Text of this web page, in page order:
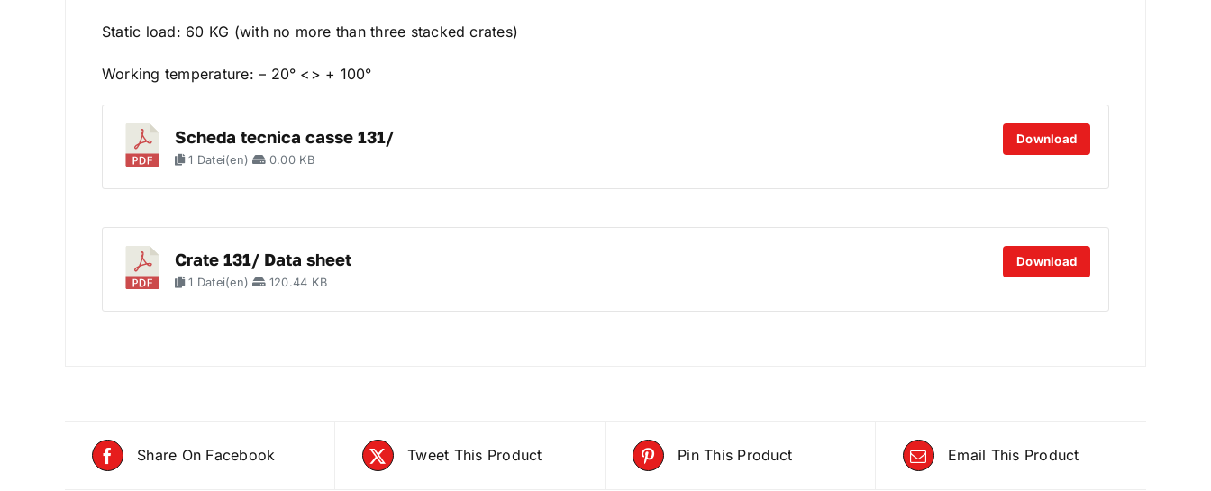
Static load: 60 KG (with no more than three stacked crates)
Working temperature: – 20° <> + 100°
Scheda tecnica casse 131/
1 Datei(en) 0.00 KB
Download
Crate 131/ Data sheet
1 Datei(en) 120.44 KB
Download
Share On Facebook Tweet This Product Pin This Product Email This Product